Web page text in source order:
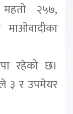
महतो २५७,
रहेको छ।
३ र उपमेयर